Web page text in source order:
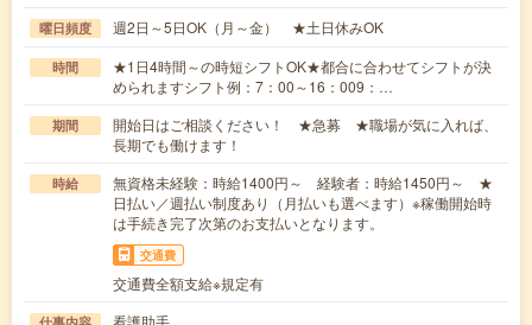
曜日頻度 週2日～5日OK（月～金） ★土日休みOK
時間
★1日4時間～の時短シフトOK★都合に合わせてシフトが決
められますシフト例：7：00～16：009：…
期間
開始日はご相談ください！ ★急募 ★職場が気に入れば、
長期でも働けます！
時給
無資格未経験：時給1400円～ 経験者：時給1450円～ ★
日払い／週払い制度あり（月払いも選べます）※稼働開始時
は手続き完了次第のお支払いとなります。
交通費
交通費全額支給※規定有
看護助手